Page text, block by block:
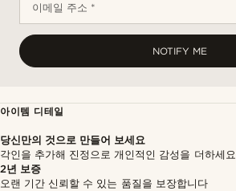
이메일 주소 *
NOTIFY ME
아이템 디테일
당신만의 것으로 만들어 보세요
각인을 추가해 진정으로 개인적인 감성을 더하세요
2년 보증
오랜 기간 신뢰할 수 있는 품질을 보장합니다